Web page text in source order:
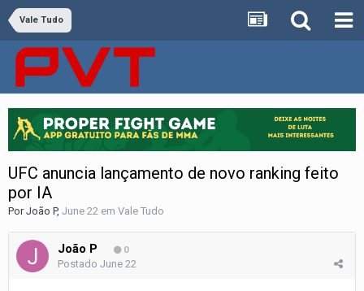
Vale Tudo
UFC anuncia lançamento de novo ranking feito
por IA
PorJoão P, June 22 em Vale Tudo
João P 0
Postado June 22